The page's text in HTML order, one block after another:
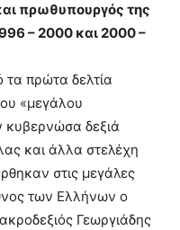
πρωθυπουργός της
– 2000 και 2000 –
πρώτα δελτία
«μεγάλου
κυβερνώσα δεξιά
και άλλα στελέχη
στις μεγάλες
των Ελλήνων ο
Γεωργιάδης